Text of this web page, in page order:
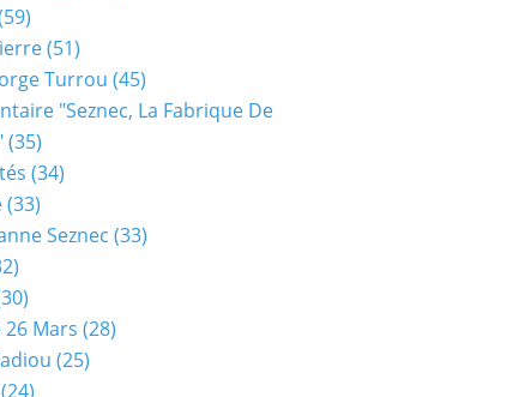
(51)
Turrou (45)
"seznec, La Fabrique De
(35)
(34)
(33)
Seznec (33)
26 Mars (28)
(25)
(24)